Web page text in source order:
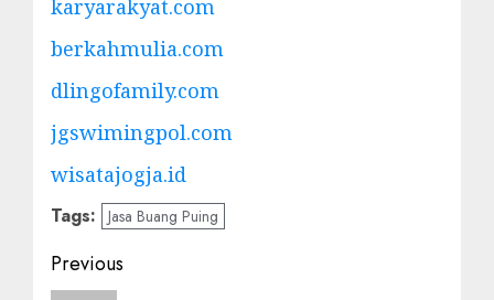
karyarakyat.com
berkahmulia.com
dlingofamily.com
jgswimingpol.com
wisatajogja.id
Tags: Jasa Buang Puing
Post
Previous